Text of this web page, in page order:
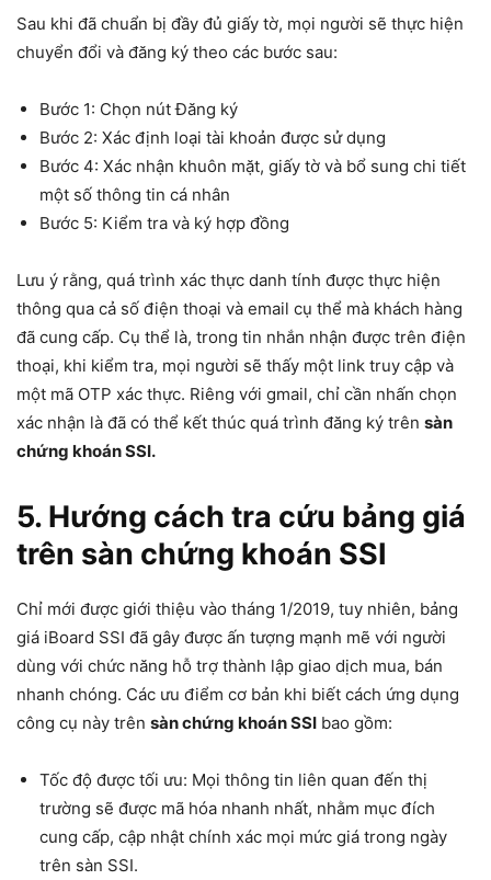
Sau khi đã chuẩn bị đầy đủ giấy tờ, mọi người sẽ thực hiện
chuyển đổi và đăng ký theo các bước sau:
Bước 1: Chọn nút Đăng ký
Bước 2: Xác định loại tài khoản được sử dụng
Bước 4: Xác nhận khuôn mặt, giấy tờ và bổ sung chi tiết
một số thông tin cá nhân
Bước 5: Kiểm tra và ký hợp đồng
Lưu ý rằng, quá trình xác thực danh tính được thực hiện
thông qua cả số điện thoại và email cụ thể mà khách hàng
đã cung cấp. Cụ thể là, trong tin nhắn nhận được trên điện
thoại, khi kiểm tra, mọi người sẽ thấy một link truy cập và
một mã OTP xác thực. Riêng với gmail, chỉ cần nhấn chọn
xác nhận là đã có thể kết thúc quá trình đăng ký trên sàn
chứng khoán SSI.
5. Hướng cách tra cứu bảng giá
trên sàn chứng khoán SSI
Chỉ mới được giới thiệu vào tháng 1/2019, tuy nhiên, bảng
giá iBoard SSI đã gây được ấn tượng mạnh mẽ với người
dùng với chức năng hỗ trợ thành lập giao dịch mua, bán
nhanh chóng. Các ưu điểm cơ bản khi biết cách ứng dụng
công cụ này trên sàn chứng khoán SSI bao gồm:
Tốc độ được tối ưu: Mọi thông tin liên quan đến thị
trường sẽ được mã hóa nhanh nhất, nhằm mục đích
cung cấp, cập nhật chính xác mọi mức giá trong ngày
trên sàn SSI.